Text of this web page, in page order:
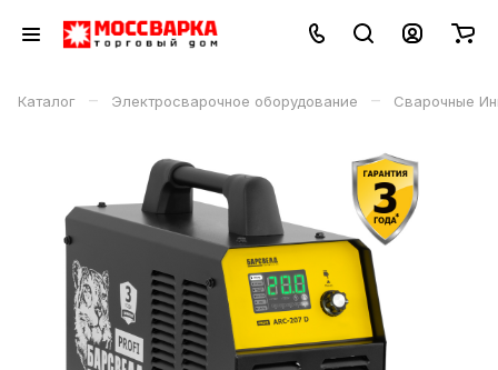
Каталог – Электросварочное оборудование – Сварочные